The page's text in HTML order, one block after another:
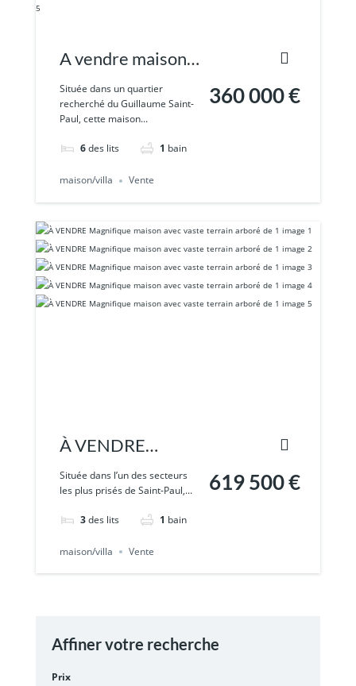
A vendre maison à
rénover au
Guillaume St-Paul
( Vendue Loué
Située dans un quartier
recherché du Guillaume Saint-
Paul, cette maison...
6des lits 1 bain
360 000 €
maison/villa Vente
À VENDRE
Magnifique
maison avec vaste
terrain arboré de
1
Située dans l’un des secteurs
les plus prisés de Saint-Paul,...
3des lits 1 bain
619 500 €
maison/villa Vente
Affiner votre recherche
Prix